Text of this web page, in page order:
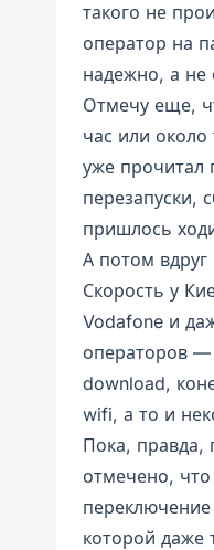
такого не
оператор на
надежно, а не
Отмечу еще,
час или около
уже прочитал
перезапуски,
пришлось
А потом вдруг
Скорость у
Vodafone и
операторов —
download,
wifi, а то и
Пока, правда,
отмечено,
которой даже